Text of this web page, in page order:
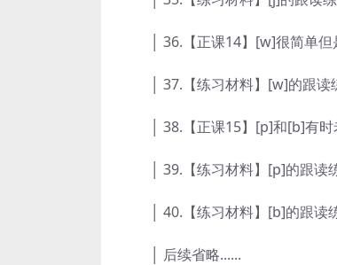
│ 36.【正课14】[w]很简单但
│ 37.【练习材料】[w]的跟读
│ 38.【正课15】[p]和[b]有时
│ 39.【练习材料】[p]的跟读
│ 40.【练习材料】[b]的跟读
│ 后续省略......